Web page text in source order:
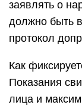
заявлять о
должно быть
протокол
Как
Показания
лица и